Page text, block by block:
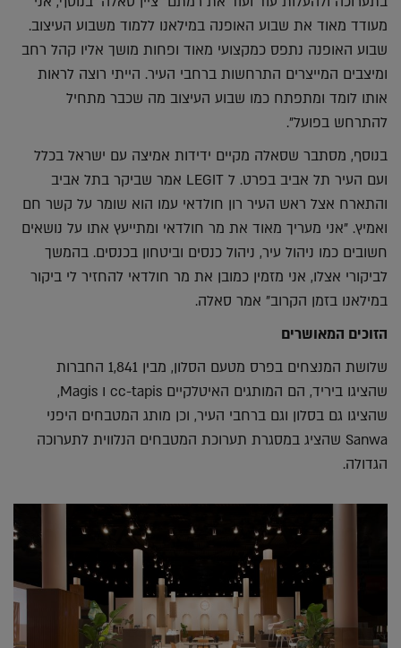
מעודד מאוד את שבוע האופנה במילאנו ללמוד משבוע העיצוב.
שבוע האופנה נתפס כמקצועי מאוד ופחות מושך אליו קהל רחב
ומיצבים המייצרים התרחשות ברחבי העיר. הייתי רוצה לראות
אותו לומד ומתפתח כמו שבוע העיצוב מה שכבר מתחיל
להתרחש בפועל".
בנוסף, מסתבר שסאלה מקיים ידידות אמיצה עם ישראל בכלל
ועם העיר תל אביב בפרט. ל LEGIT אמר שביקר בתל אביב
והתארח אצל ראש העיר רון חולדאי עמו הוא שומר על קשר חם
ואמיץ. "אני מעריך מאוד את מר חולדאי ומתייעץ אתו על נושאים
חשובים כמו ניהול עיר, ניהול כנסים וביטחון בכנסים. בהמשך
לביקורי אצלו, אני מזמין כמובן את מר חולדאי להחזיר לי ביקור
במילאנו בזמן הקרוב" אמר סאלה.
הזוכים המאושרים
שלושת המנצחים בפרס מטעם הסלון, מבין 1,841 החברות
שהציגו ביריד, הם המותגים האיטלקיים cc-tapis ו Magis,
שהציגו גם בסלון וגם ברחבי העיר, וכן מותג המטבחים היפני
Sanwa שהציג במסגרת תערוכת המטבחים הנלווית לתערוכה
הגדולה.